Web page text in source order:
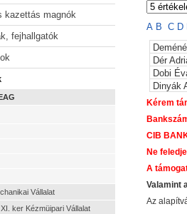
kazettás magnók
fejhallgatók
Vállalat
ker Kézmüipari Vállalat
A BC D
Dér
Dobi
Dinyák
Kérem
CIB
Ne
A
Valamint
Az